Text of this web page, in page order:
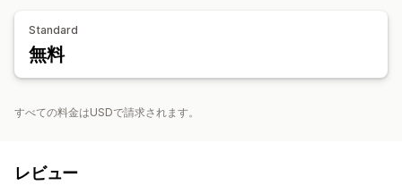
Standard
無料
すべての料金はUSDで請求されます。
レビュー